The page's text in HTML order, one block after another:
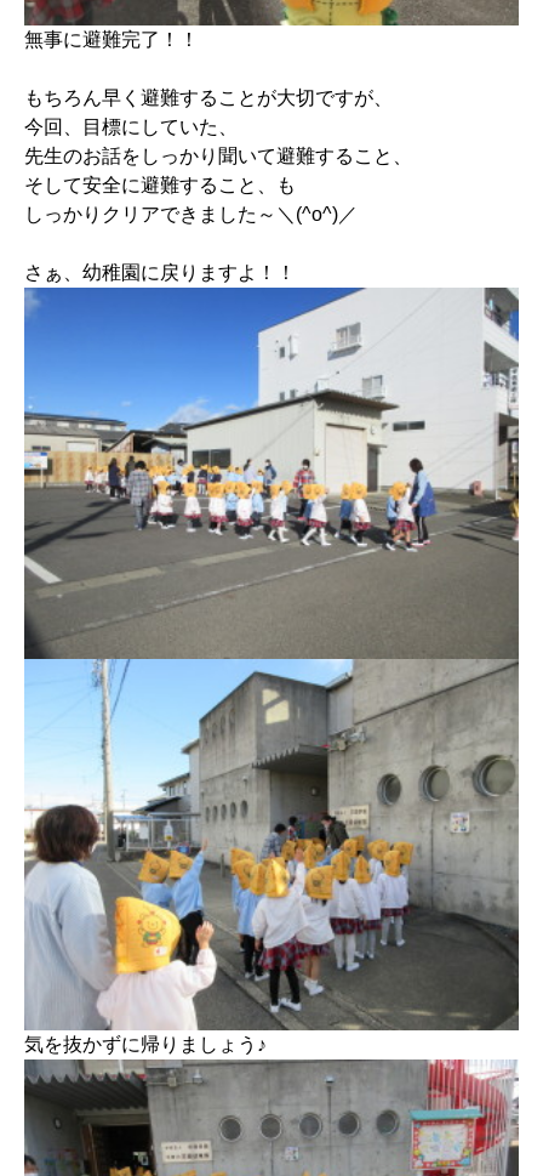
無事に避難完了！！
もちろん早く避難することが大切ですが、
今回、目標にしていた、
先生のお話をしっかり聞いて避難すること、
そして安全に避難すること、も
しっかりクリアできました～＼(^o^)／
さぁ、幼稚園に戻りますよ！！
気を抜かずに帰りましょう♪